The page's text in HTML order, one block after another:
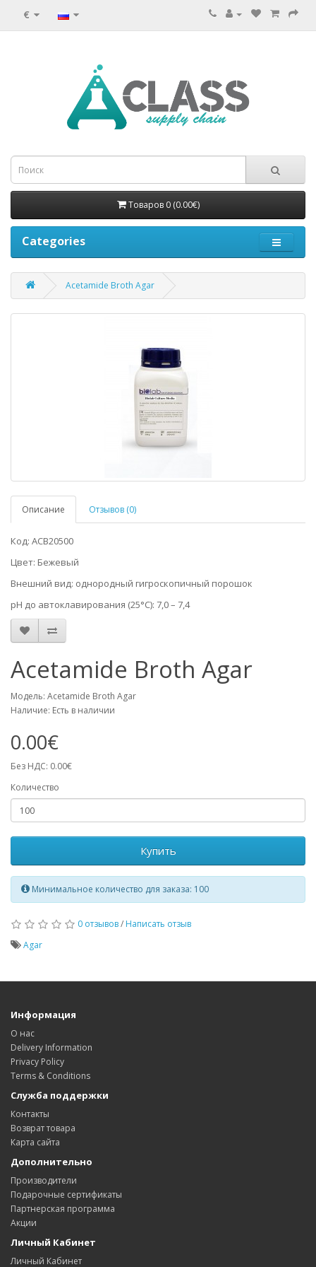
€
Товаров 0 (0.00€)
Categories
Acetamide Broth Agar
Описание Отзывов (0)
Код: ACB20500
Цвет: Бежевый
Внешний вид: однородный гигроскопичный порошок
pH до автоклавирования (25°C): 7,0 – 7,4
Acetamide Broth Agar
Модель: Acetamide Broth Agar
Наличие: Есть в наличии
0.00€
Без НДС: 0.00€
Количество
Купить
Минимальное количество для заказа: 100
0 отзывов/ Написать отзыв
Agar
Информация
О нас
Delivery Information
Privacy Policy
Terms & Conditions
Служба поддержки
Контакты
Возврат товара
Карта сайта
Дополнительно
Производители
Подарочные сертификаты
Партнерская программа
Акции
Личный Кабинет
Личный Кабинет